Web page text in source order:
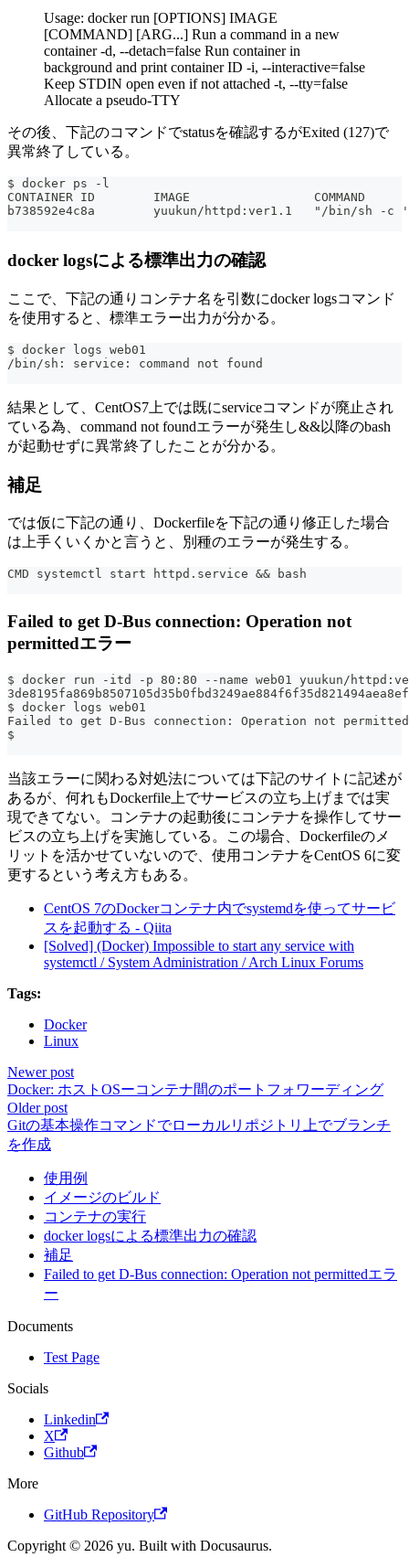
Usage: docker run [OPTIONS] IMAGE
[COMMAND] [ARG...] Run a command in a new
container -d, --detach=false Run container in
background and print container ID -i, --interactive=false
Keep STDIN open even if not attached -t, --tty=false
Allocate a pseudo-TTY
その後、下記のコマンドでstatusを確認するがExited (127)で
異常終了している。
$ docker ps -l
CONTAINER ID        IMAGE
b738592e4c8a        yuukun/httpd:ver1.1   "/bin/sh
docker logsによる標準出力の確認
ここで、下記の通りコンテナ名を引数にdocker logsコマンド
を使用すると、標準エラー出力が分かる。
$ docker logs web01
/bin/sh: service: command not found
結果として、CentOS7上では既にserviceコマンドが廃止され
ている為、command not foundエラーが発生し&&以降のbash
が起動せずに異常終了したことが分かる。
補足
では仮に下記の通り、Dockerfileを下記の通り修正した場合
は上手くいくかと言うと、別種のエラーが発生する。
CMD systemctl start httpd.service && bash
Failed to get D-Bus connection: Operation not
permittedエラー
$ docker run -itd -p 80:80 --name web01 yuukun/
$ docker logs web01
Failed to get D-Bus connection: Operation not permitted
$
当該エラーに関わる対処法については下記のサイトに記述が
あるが、何れもDockerfile上でサービスの立ち上げまでは実
現できてない。コンテナの起動後にコンテナを操作してサー
ビスの立ち上げを実施している。この場合、Dockerfileのメ
リットを活かせていないので、使用コンテナをCentOS 6に変
更するという考え方もある。
CentOS 7のDockerコンテナ内でsystemdを使ってサービ
スを起動する - Qiita
[Solved] (Docker) Impossible to start any service with
systemctl / System Administration / Arch Linux Forums
Tags:
Docker
Linux
Newer post
Docker: ホストOSーコンテナ間のポートフォワーディング
Older post
Gitの基本操作コマンドでローカルリポジトリ上でブランチ
を作成
使用例
イメージのビルド
コンテナの実行
docker logsによる標準出力の確認
補足
Failed to get D-Bus connection: Operation not permittedエラ
ー
Documents
Test Page
Socials
Linkedin
X
Github
More
GitHub Repository
Copyright © 2026 yu. Built with Docusaurus.